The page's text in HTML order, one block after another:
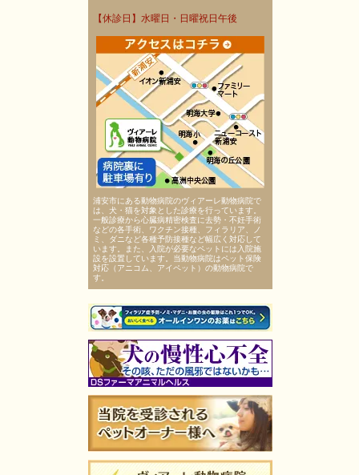
【休診日】水曜日・日曜祝日午後
浦安市にある動物病院のヴィアーレ動物病院で
は、犬・猫を対象とした診療を行っています。
一般診療から心臓病精密検査に去勢・不妊手術
などの各手術、ワクチン接種、フィラリア、ノ
ミ、ダニなど各種予防接種など幅広く対応して
います。また、入院が必要なペットには入院施
設を設置しています。当動物病院はペット保険
対応（アニコム、アイペット）の動物病院で
す。